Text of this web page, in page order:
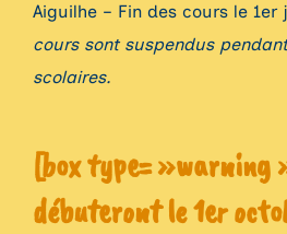
Aiguilhe – Fin des cours le 1er
cours sont suspendus
scolaires.
[box type= »warning
débuteront le 1er